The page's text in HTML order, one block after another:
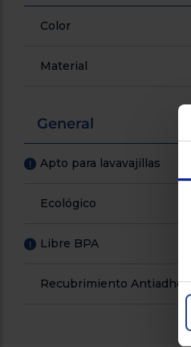
Color
Material
General
! Apto para lavavajillas
Ecológico
! Libre BPA
Recubrimiento